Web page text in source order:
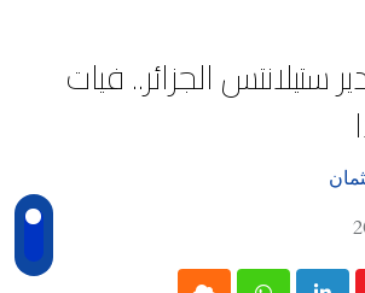
ستيلانتس الجزائر.. فيات